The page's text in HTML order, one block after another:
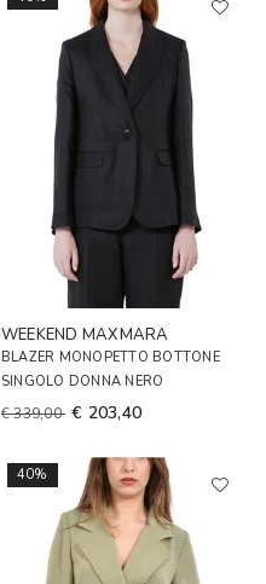
WEEKEND MAXMARA
BLAZER MONOPETTO BOTTONE
SINGOLO DONNA NERO
€ 339,00 € 203,40
40%